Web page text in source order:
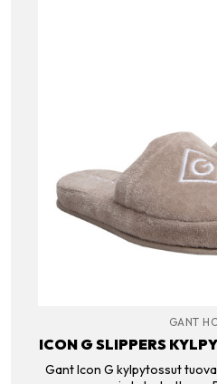
GANT
ICON G SLIPPERS
Gant Icon G kylpytossut